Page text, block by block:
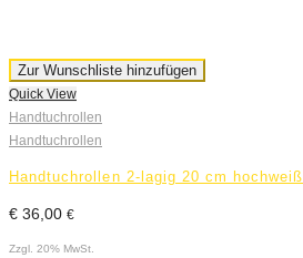
Zur Wunschliste hinzufügen
Quick View
Handtuchrollen
Handtuchrollen
Handtuchrollen 2-lagig 20 cm hochweiß
€ 36,00 €
Zzgl. 20% MwSt.